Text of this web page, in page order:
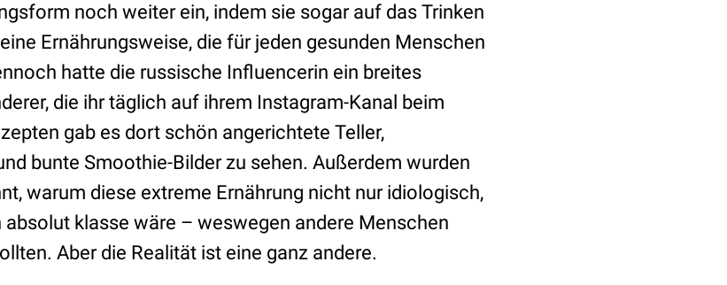
noch weiter ein, indem sie sogar auf das Trinken
Ernährungsweise, die für jeden gesunden Menschen
hatte die russische Influencerin ein breites
die ihr täglich auf ihrem Instagram-Kanal beim
gab es dort schön angerichtete Teller,
bunte Smoothie-Bilder zu sehen. Außerdem wurden
warum diese extreme Ernährung nicht nur idiologisch,
klasse wäre – weswegen andere Menschen
Aber die Realität ist eine ganz andere.